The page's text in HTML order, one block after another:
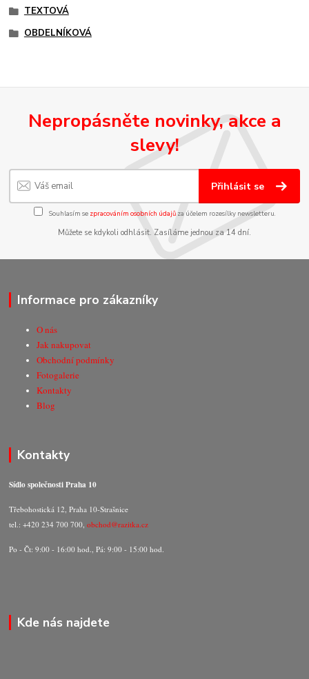
TEXTOVÁ
OBDELNÍKOVÁ
Nepropásněte novinky, akce a
slevy!
Přihlásit se
Souhlasím se zpracováním osobních údajůza účelem rozesílky newsletteru.
Můžete se kdykoli odhlásit. Zasíláme jednou za 14 dní.
Informace pro zákazníky
O nás
Jak nakupovat
Obchodní podmínky
Fotogalerie
Kontakty
Blog
Kontakty
Sídlo společnosti Praha 10
Třebohostická 12, Praha 10-Strašnice
tel.: +420 234 700 700,obchod@razitka.cz
Po - Čt: 9:00 - 16:00 hod., Pá: 9:00 - 15:00 hod.
Kde nás najdete